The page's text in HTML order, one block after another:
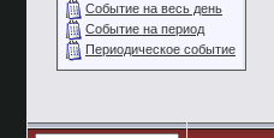
Событие на весь день
Событие на период
Периодическое событие